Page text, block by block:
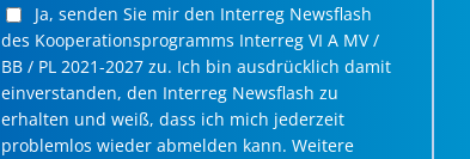
Ja, senden Sie mir den Interreg Newsflash
des Kooperationsprogramms Interreg VI A MV /
BB / PL 2021-2027 zu. Ich bin ausdrücklich damit
einverstanden, den Interreg Newsflash zu
erhalten und weiß, dass ich mich jederzeit
problemlos wieder abmelden kann. Weitere